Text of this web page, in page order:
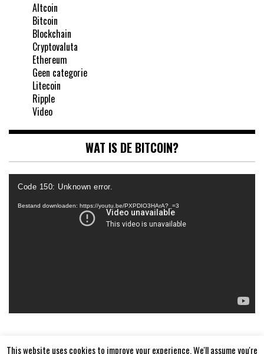
Altcoin
Bitcoin
Blockchain
Cryptovaluta
Ethereum
Geen categorie
Litecoin
Ripple
Video
WAT IS DE BITCOIN?
Videospeler
Code 150: Unknown error.
Bestand downloaden: https://youtu.be/PXPDIO3HArA?_=3
This website uses cookies to improve your experience. We'll assume you're